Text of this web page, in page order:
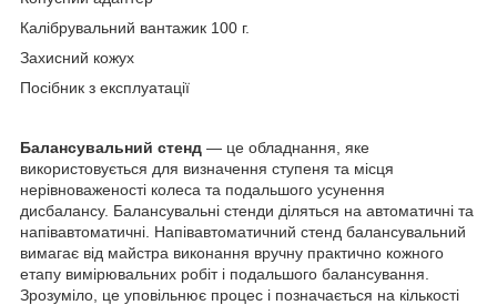
Калібрувальний вантажик 100 г.
Захисний кожух
Посібник з експлуатації
Балансувальний стенд — це обладнання, яке
використовується для визначення ступеня та місця
нерівноваженості колеса та подальшого усунення
дисбалансу. Балансувальні стенди діляться на автоматичні та
напівавтоматичні. Напівавтоматичний стенд балансувальний
вимагає від майстра виконання вручну практично кожного
етапу вимірювальних робіт і подальшого балансування.
Зрозуміло, це уповільнює процес і позначається на кількості